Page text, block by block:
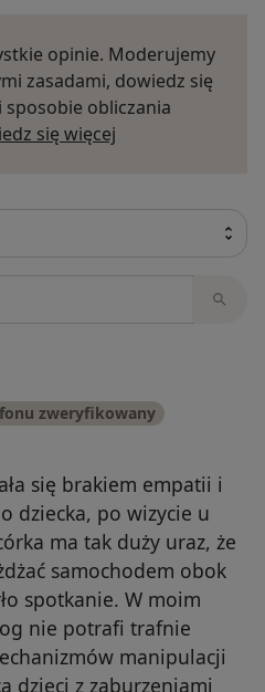
opinie. Moderujemy
zasadami, dowiedz się
obliczania
się więcej
zweryfikowany
się brakiem empatii i
dziecka, po wizycie u
ma tak duży uraz, że
samochodem obok
spotkanie. W moim
nie potrafi trafnie
manipulacji
dzieci z zaburzeniami